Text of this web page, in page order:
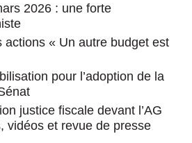
2026 : une forte
actions « Un autre budget est
pour l’adoption de la
justice fiscale devant l’AG
vidéos et revue de presse